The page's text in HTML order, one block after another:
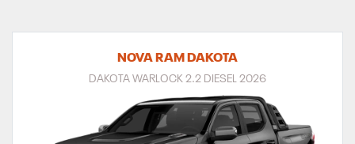
NOVA RAM DAKOTA
DAKOTA WARLOCK 2.2 DIESEL 2026